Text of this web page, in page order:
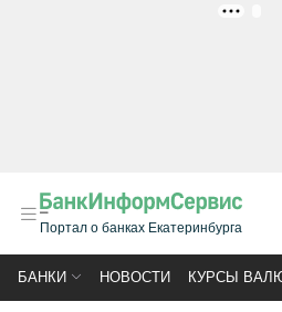
Портал о банках Екатеринбурга
БАНКИ НОВОСТИ КУРСЫ